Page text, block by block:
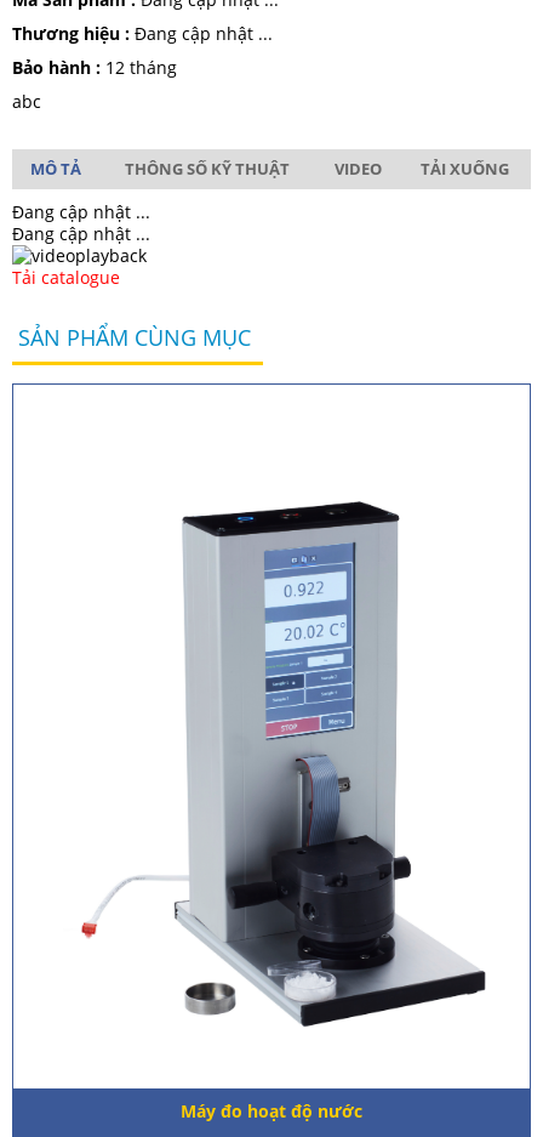
Thương hiệu : Đang cập nhật ...
Bảo hành : 12 tháng
abc
MÔ TẢ THÔNG SỐ KỸ THUẬT VIDEO
TẢI XUỐNG
Đang cập nhật ...
Đang cập nhật ...
Tải catalogue
SẢN PHẨM CÙNG MỤC
Máy đo hoạt độ nước